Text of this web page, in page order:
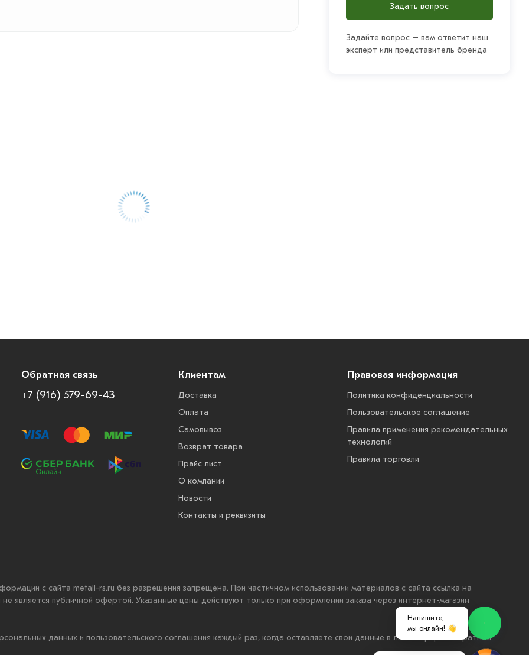
Задать вопрос
Задайте вопрос – вам ответит наш
эксперт или представитель бренда
Обратная связь
+7 (916) 579-69-43
Клиентам
Доставка
Оплата
Самовывоз
Возврат товара
Прайс лист
О компании
Новости
Контакты и реквизиты
Правовая информация
Политика конфиденциальности
Пользовательское соглашение
Правила применения рекомендательных
технологий
Правила торговли
с сайта metall-rs.ru без разрешения запрещена. При частичном использовании материалов с сайта ссылка на
является публичной офертой. Указанные цены действуют только при оформлении заказа через интернет-магазин
данных и пользовательского соглашения каждый раз, когда оставляете свои данные в любой форме обратной
Напишите,
мы онлайн! 👋